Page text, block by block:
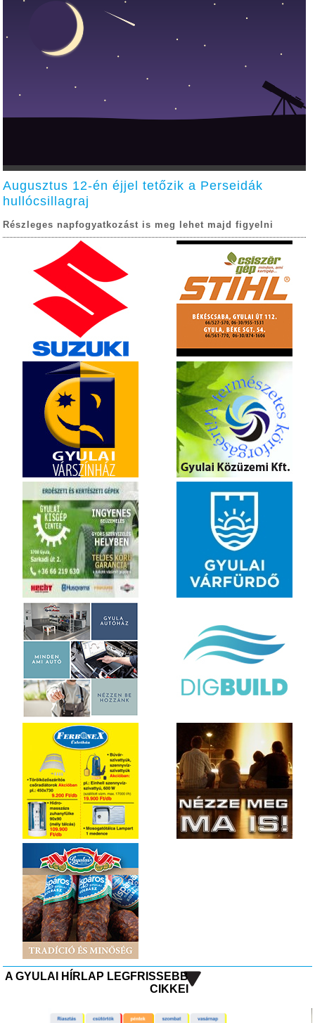
Augusztus 12-én éjjel tetőzik a Perseidák
hullócsillagraj
Részleges napfogyatkozást is meg lehet majd figyelni
A GYULAI HÍRLAP LEGFRISSEBB
CIKKEI